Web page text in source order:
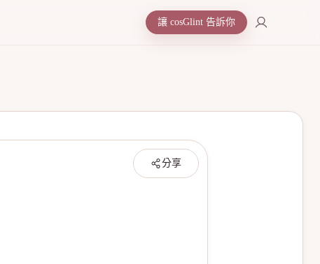
讓 cosGlint 告訴你
分享